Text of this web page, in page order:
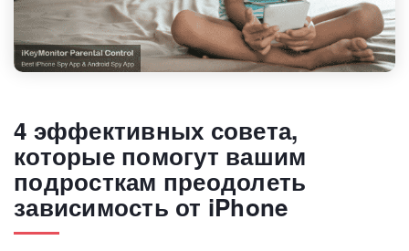
4 эффективных совета,
которые помогут вашим
подросткам преодолеть
зависимость от iPhone